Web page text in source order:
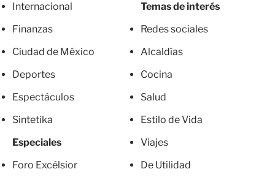
Internacional
Finanzas
Ciudad de México
Deportes
Espectáculos
Sintetika
Especiales
Foro Excélsior
Temas de interés
Redes sociales
Alcaldías
Cocina
Salud
Estilo de Vida
Viajes
De Utilidad